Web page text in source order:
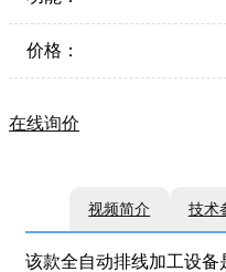
价格：
在线询价
视频简介 技术
该款全自动排线加工设